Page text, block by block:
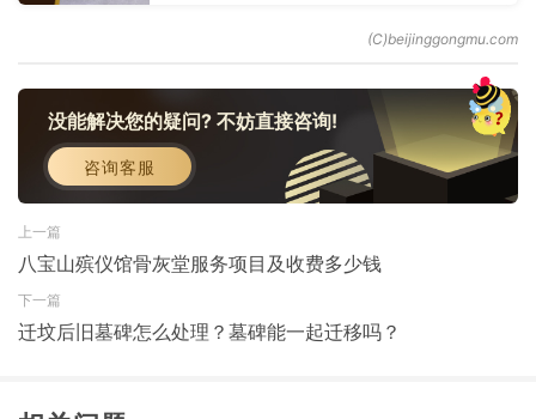
没能解决您的疑问? 不妨直接咨询!
咨询客服
上一篇
八宝山殡仪馆骨灰堂服务项目及收费多少钱
下一篇
迁坟后旧墓碑怎么处理？墓碑能一起迁移吗？